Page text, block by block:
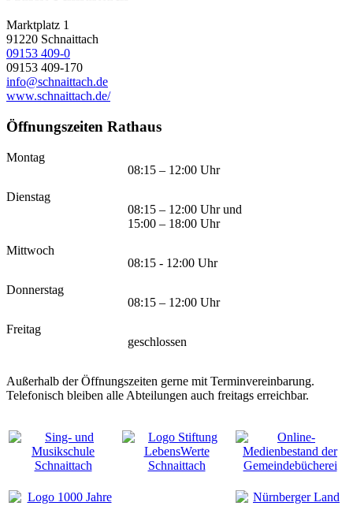
Marktplatz 1
91220 Schnaittach
09153 409-0
09153 409-170
info@schnaittach.de
www.schnaittach.de/
Öffnungszeiten Rathaus
Montag
08:15 – 12:00 Uhr
Dienstag
08:15 – 12:00 Uhr und
15:00 – 18:00 Uhr
Mittwoch
08:15 - 12:00 Uhr
Donnerstag
08:15 – 12:00 Uhr
Freitag
geschlossen
Außerhalb der Öffnungszeiten gerne mit Terminvereinbarung.
Telefonisch bleiben alle Abteilungen auch freitags erreichbar.